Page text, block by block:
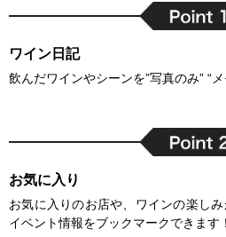
ワイン日記
飲んだワインやシーンを”写真のみ” “
お気に入り
お気に入りのお店や、ワインの楽し
イベント情報をブックマークできます！